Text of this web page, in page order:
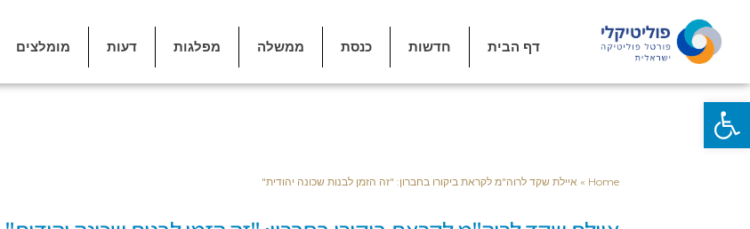
דף הבית חדשות כנסת ממשלה מפלגות דעות מומלצים
Home
» איילת שקד לרוה"מ לקראת ביקורו בחברון: "זה הזמן לבנות שכונה יהודית"
פתח סרגל נגישות